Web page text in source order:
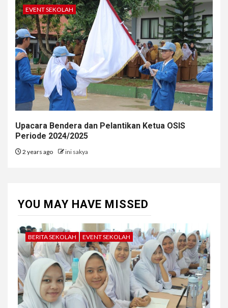
EVENT SEKOLAH
Upacara Bendera dan Pelantikan Ketua OSIS
Periode 2024/2025
2 years ago ini sakya
YOU MAY HAVE MISSED
BERITA SEKOLAH EVENT SEKOLAH